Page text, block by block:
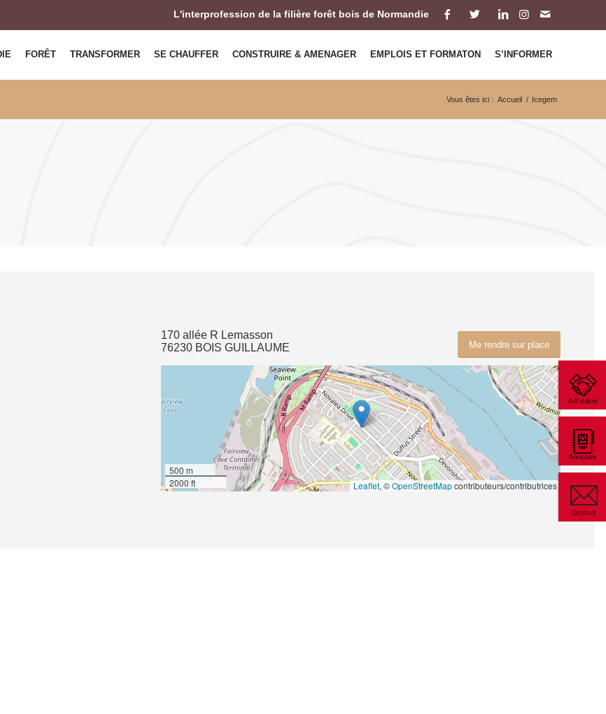
L'interprofession de la filière forêt bois de Normandie
FORÊT TRANSFORMER SE CHAUFFER CONSTRUIRE & AMENAGER EMPLOIS ET FORMATON S’INFORMER
Vous êtes ici : Accueil / Icegem
Me rendre sur place
170 allée R Lemasson
76230 BOIS GUILLAUME
500 m
2000 ft
Leaflet, ©OpenStreetMapcontributeurs/contributrices